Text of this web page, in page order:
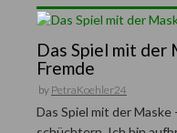
Das Spiel mit der
Fremde
by PetraKoehler24
Das Spiel mit der Maske